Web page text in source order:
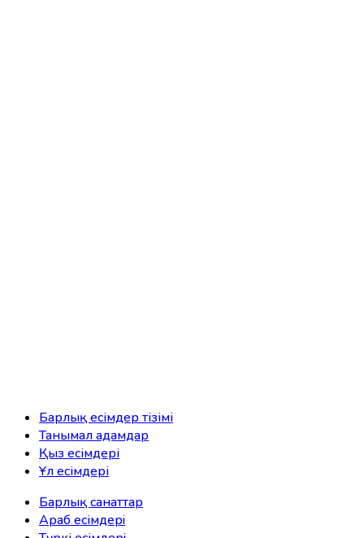
Барлық есімдер тізімі
Танымал адамдар
Қыз есімдері
Ұл есімдері
Барлық санаттар
Араб есімдерi